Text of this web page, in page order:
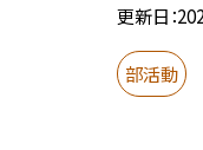
更新日
部活動